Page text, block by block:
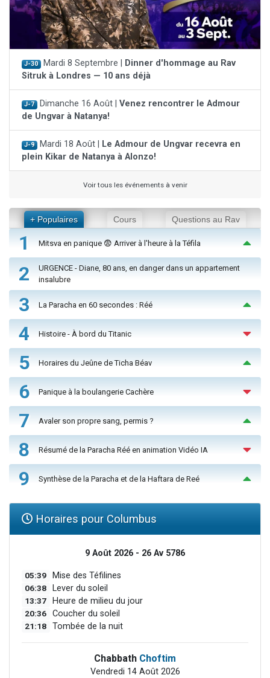
J-30 Mardi 8 Septembre |
Dinner d'hommage au Rav
Sitruk à Londres — 10 ans déjà
J-7 Dimanche 16 Août | Venez rencontrer le Admour
de Ungvar à Natanya!
J-9 Mardi 18 Août |
Le Admour de Ungvar recevra en
plein Kikar de Natanya à Alonzo!
Voir tous les événements à venir
+ Populaires Cours Questions au Rav
1 Mitsva en panique 😨 Arriver à l'heure à la Téfila
2
URGENCE - Diane, 80 ans, en danger dans un appartement
insalubre
3 La Paracha en 60 secondes : Réé
4 Histoire - À bord du Titanic
5 Horaires du Jeûne de Ticha Béav
6 Panique à la boulangerie Cachère
7 Avaler son propre sang, permis ?
8 Résumé de la Paracha Réé en animation Vidéo IA
9 Synthèse de la Paracha et de la Haftara de Reé
Horaires pour Columbus
9 Août 2026 - 26 Av 5786
05:39 Mise des Téfilines
06:38 Lever du soleil
13:37 Heure de milieu du jour
20:36 Coucher du soleil
21:18 Tombée de la nuit
Chabbath Choftim
Vendredi 14 Août 2026